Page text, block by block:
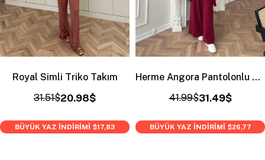
Royal Simli Triko Takım
20.98$
31.51$
BÜYÜK YAZ İNDİRİMİ $17,83
Herme Angora Pantolonlu Takım Bordo
31.49$
41.99$
BÜYÜK YAZ İNDİRİMİ $26,77